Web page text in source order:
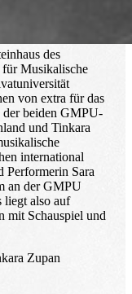
des
Musikalische
von extra für das
der beiden GMPU-
und Tinkara
international
Performerin Sara
an der GMPU
liegt also auf
mit Schauspiel und
Zupan